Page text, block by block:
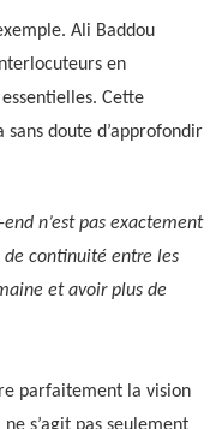
Ali Baddou
en
Cette
doute d’approfondir
n’est pas exactement
continuité entre les
et avoir plus de
parfaitement la vision
s’agit pas seulement